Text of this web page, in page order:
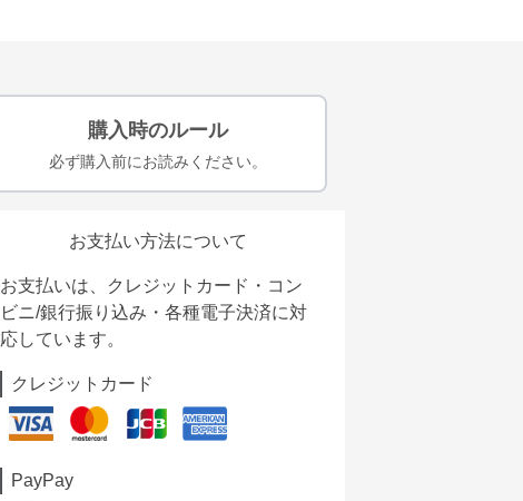
購入時のルール
必ず購入前にお読みください。
お支払い方法について
お支払いは、クレジットカード・コン
ビニ/銀行振り込み・各種電子決済に対
応しています。
クレジットカード
PayPay